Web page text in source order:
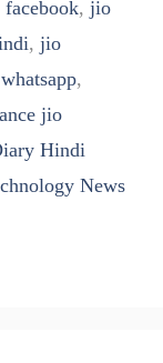
, jio
, jio
,
jio
Hindi
News